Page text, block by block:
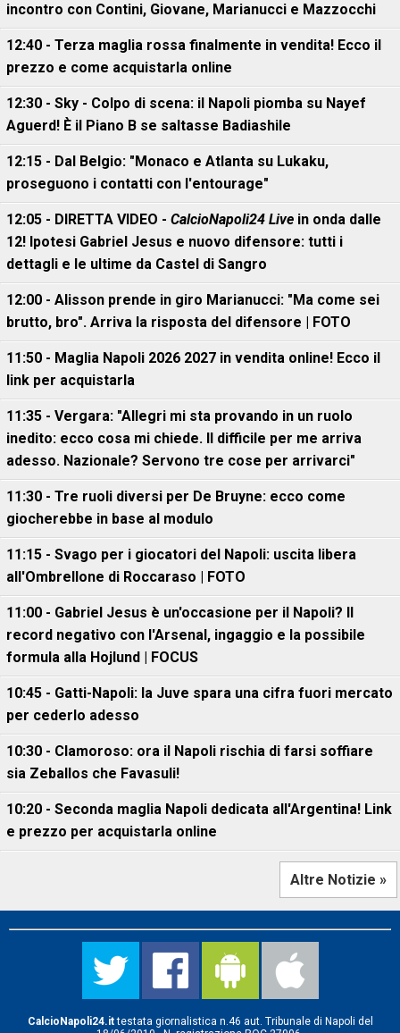
incontro con Contini, Giovane, Marianucci e Mazzocchi
12:40 - Terza maglia rossa finalmente in vendita! Ecco il
prezzo e come acquistarla online
12:30 - Sky - Colpo di scena: il Napoli piomba su Nayef
Aguerd! È il Piano B se saltasse Badiashile
12:15 - Dal Belgio: "Monaco e Atlanta su Lukaku,
proseguono i contatti con l'entourage"
12:05 - DIRETTA VIDEO - CalcioNapoli24 Live in onda dalle
12! Ipotesi Gabriel Jesus e nuovo difensore: tutti i
dettagli e le ultime da Castel di Sangro
12:00 - Alisson prende in giro Marianucci: "Ma come sei
brutto, bro". Arriva la risposta del difensore | FOTO
11:50 - Maglia Napoli 2026 2027 in vendita online! Ecco il
link per acquistarla
11:35 - Vergara: "Allegri mi sta provando in un ruolo
inedito: ecco cosa mi chiede. Il difficile per me arriva
adesso. Nazionale? Servono tre cose per arrivarci"
11:30 - Tre ruoli diversi per De Bruyne: ecco come
giocherebbe in base al modulo
11:15 - Svago per i giocatori del Napoli: uscita libera
all'Ombrellone di Roccaraso | FOTO
11:00 - Gabriel Jesus è un'occasione per il Napoli? Il
record negativo con l'Arsenal, ingaggio e la possibile
formula alla Hojlund | FOCUS
10:45 - Gatti-Napoli: la Juve spara una cifra fuori mercato
per cederlo adesso
10:30 - Clamoroso: ora il Napoli rischia di farsi soffiare
sia Zeballos che Favasuli!
10:20 - Seconda maglia Napoli dedicata all'Argentina! Link
e prezzo per acquistarla online
Altre Notizie »
CalcioNapoli24.ittestata giornalistica n.46 aut. Tribunale di Napoli del